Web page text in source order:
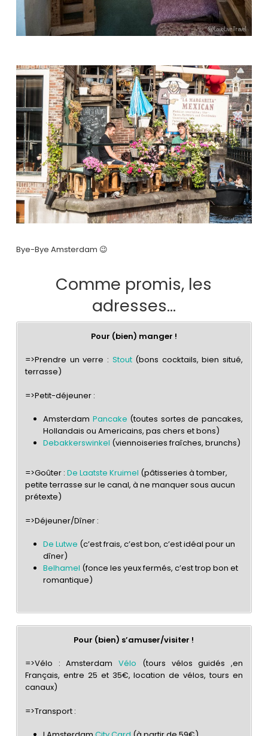
Bye-Bye Amsterdam 😉
Comme promis, les
adresses…
Pour (bien) manger !
=>Prendre un verre : Stout(bons cocktails, bien situé,
terrasse)
=>Petit-déjeuner :
Amsterdam Pancake (toutes sortes de pancakes,
Hollandais ou Americains, pas chers et bons)
Debakkerswinkel (viennoiseries fraîches, brunchs)
=>Goûter : De Laatste Kruimel (pâtisseries à tomber,
petite terrasse sur le canal, à ne manquer sous aucun
prétexte)
=>Déjeuner/Dîner :
De Lutwe (c’est frais, c’est bon, c’est idéal pour un
dîner)
Belhamel (fonce les yeux fermés, c’est trop bon et
romantique)
Pour (bien) s’amuser/visiter !
=>Vélo : AmsterdamVélo (tours vélos guidés ,en
Français, entre 25 et 35€, location de vélos, tours en
canaux)
=>Transport :